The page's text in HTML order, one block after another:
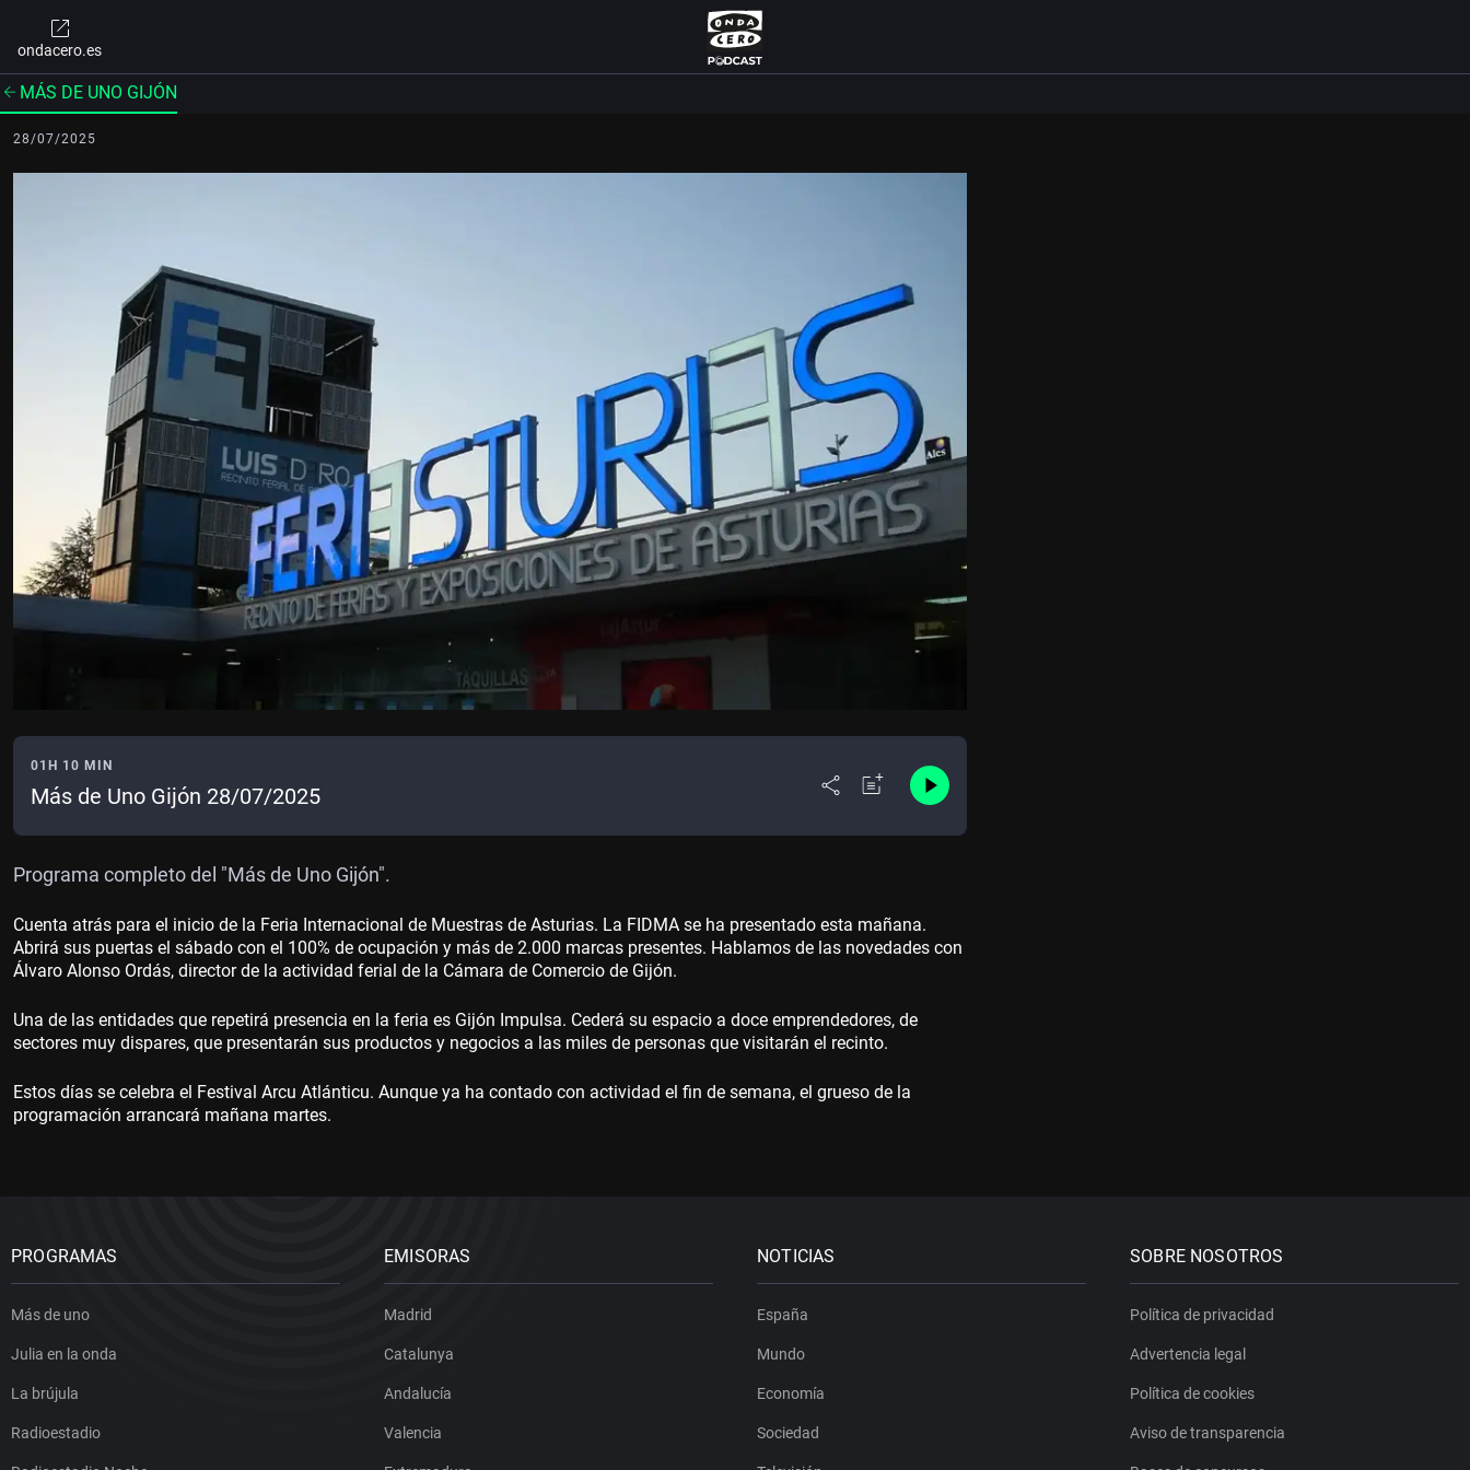
ondacero.es
MÁS DE UNO GIJÓN
28/07/2025
01H 10 MIN
Más de Uno Gijón 28/07/2025
Programa completo del "Más de Uno Gijón".
Cuenta atrás para el inicio de la Feria Internacional de Muestras de Asturias. La FIDMA se ha presentado esta mañana.
Abrirá sus puertas el sábado con el 100% de ocupación y más de 2.000 marcas presentes. Hablamos de las novedades con
Álvaro Alonso Ordás, director de la actividad ferial de la Cámara de Comercio de Gijón.
Una de las entidades que repetirá presencia en la feria es Gijón Impulsa. Cederá su espacio a doce emprendedores, de
sectores muy dispares, que presentarán sus productos y negocios a las miles de personas que visitarán el recinto.
Estos días se celebra el Festival Arcu Atlánticu. Aunque ya ha contado con actividad el fin de semana, el grueso de la
programación arrancará mañana martes.
PROGRAMAS
Más de uno
Julia en la onda
La brújula
Radioestadio
EMISORAS
Madrid
Catalunya
Andalucía
Valencia
NOTICIAS
España
Mundo
Economía
Sociedad
SOBRE NOSOTROS
Política de privacidad
Advertencia legal
Política de cookies
Aviso de transparencia